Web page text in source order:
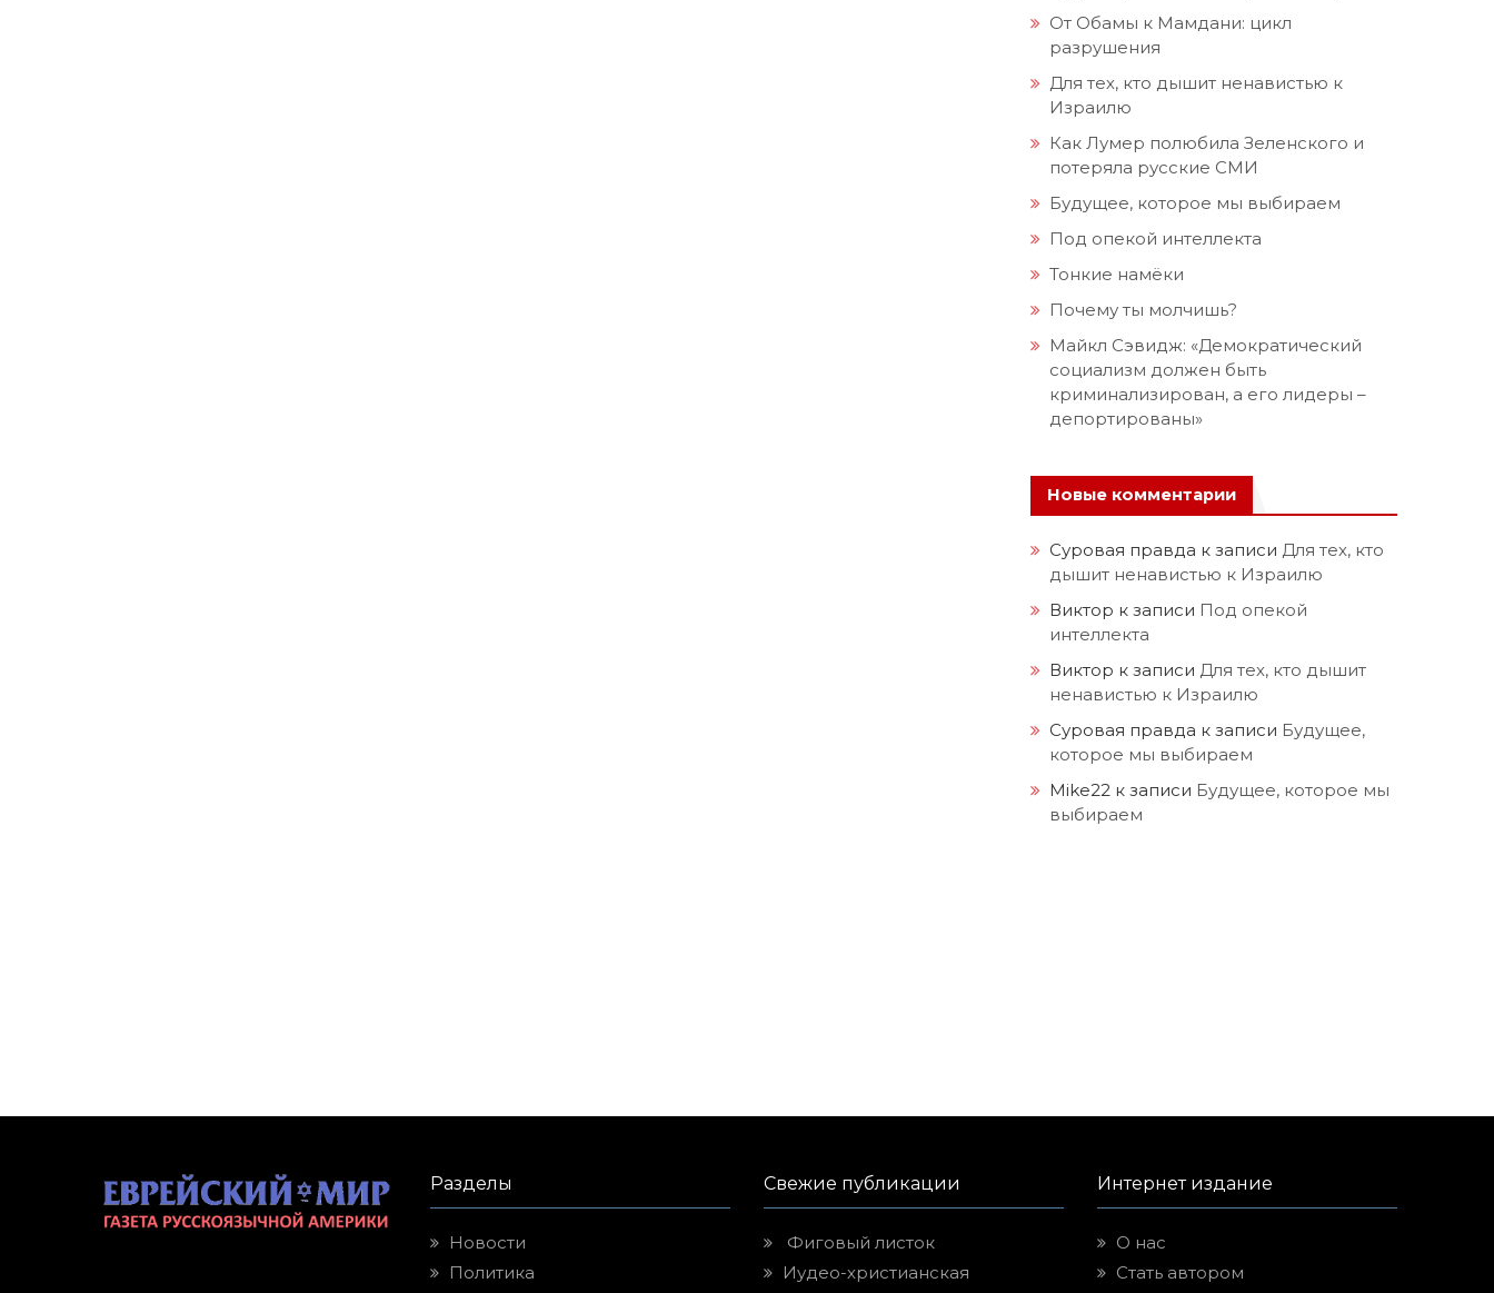
От Обамы к Мамдани: цикл
разрушения
Для тех, кто дышит ненавистью к
Израилю
Как Лумер полюбила Зеленского и
потеряла русские СМИ
Будущее, которое мы выбираем
Под опекой интеллекта
Тонкие намёки
Почему ты молчишь?
Майкл Сэвидж: «Демократический
социализм должен быть
криминализирован, а его лидеры –
депортированы»
Новые комментарии
Суровая правда к записи Для тех, кто
дышит ненавистью к Израилю
Виктор к записи Под опекой
интеллекта
Виктор к записи Для тех, кто дышит
ненавистью к Израилю
Суровая правда к записи Будущее,
которое мы выбираем
Mike22 к записи Будущее, которое мы
выбираем
Разделы
Новости
Политика
Свежие публикации
Фиговый листок
Иудео-христианская
Интернет издание
О нас
Стать автором